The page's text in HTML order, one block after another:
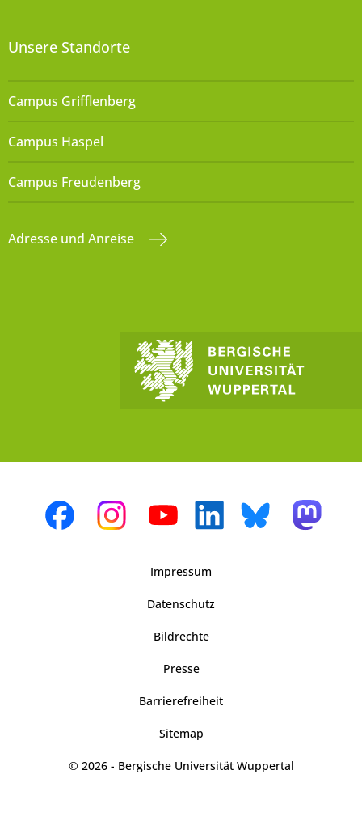
Unsere Standorte
Campus Grifflenberg
Campus Haspel
Campus Freudenberg
Adresse und Anreise
Impressum
Datenschutz
Bildrechte
Presse
Barrierefreiheit
Sitemap
© 2026 - Bergische Universität Wuppertal